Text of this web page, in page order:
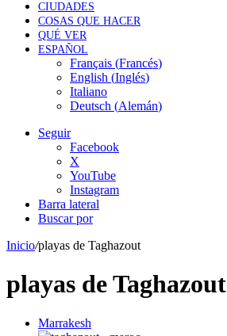
CIUDADES
COSAS QUE HACER
QUÉ VER
ESPAÑOL
Français (Francés)
English (Inglés)
Italiano
Deutsch (Alemán)
Seguir
Facebook
X
YouTube
Instagram
Barra lateral
Buscar por
Inicio/playas de Taghazout
playas de Taghazout
Marrakesh